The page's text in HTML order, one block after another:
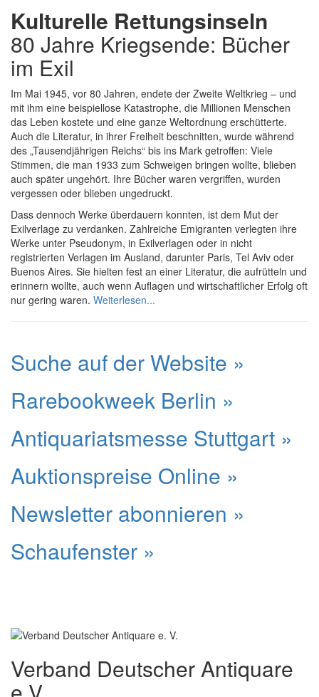
Kulturelle Rettungsinseln
80 Jahre Kriegsende: Bücher
im Exil
Im Mai 1945, vor 80 Jahren, endete der Zweite Weltkrieg – und
mit ihm eine beispiellose Katastrophe, die Millionen Menschen
das Leben kostete und eine ganze Weltordnung erschütterte.
Auch die Literatur, in ihrer Freiheit beschnitten, wurde während
des „Tausendjährigen Reichs“ bis ins Mark getroffen: Viele
Stimmen, die man 1933 zum Schweigen bringen wollte, blieben
auch später ungehört. Ihre Bücher waren vergriffen, wurden
vergessen oder blieben ungedruckt.
Dass dennoch Werke überdauern konnten, ist dem Mut der
Exilverlage zu verdanken. Zahlreiche Emigranten verlegten ihre
Werke unter Pseudonym, in Exilverlagen oder in nicht
registrierten Verlagen im Ausland, darunter Paris, Tel Aviv oder
Buenos Aires. Sie hielten fest an einer Literatur, die aufrütteln und
erinnern wollte, auch wenn Auflagen und wirtschaftlicher Erfolg oft
nur gering waren. Weiterlesen...
Suche auf der Website »
Rarebookweek Berlin »
Antiquariatsmesse Stuttgart »
Auktionspreise Online »
Newsletter abonnieren »
Schaufenster »
Verband Deutscher Antiquare